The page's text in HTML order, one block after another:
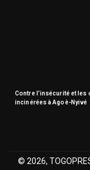
Contre l’insécurité et
incinérées à Agoè-Nyivé
© 2026,